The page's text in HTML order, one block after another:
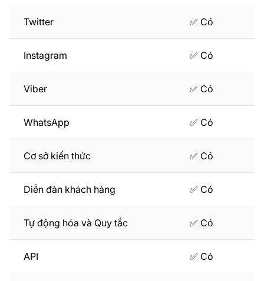
Twitter ✅ Có
Instagram ✅ Có
Viber ✅ Có
WhatsApp ✅ Có
Cơ sở kiến thức ✅ Có
Diễn đàn khách hàng ✅ Có
Tự động hóa và Quy tắc ✅ Có
API ✅ Có